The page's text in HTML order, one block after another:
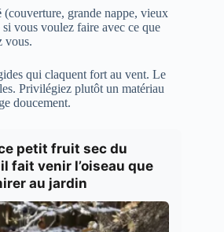
(couverture, grande nappe, vieux
vous voulez faire avec ce que
vous.
qui claquent fort au vent. Le
Privilégiez plutôt un matériau
doucement.
petit fruit sec du
fait venir l’oiseau que
au jardin